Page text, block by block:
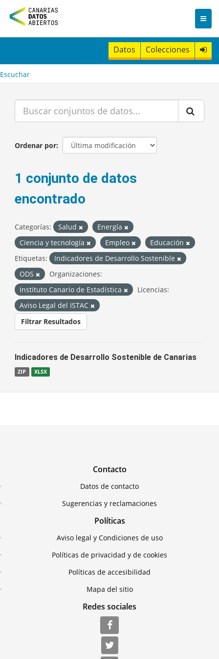
n
t
Datos Colecciones
Escuchar
Ordenar por
1 conjunto de datos
encontrado
Categorías: Salud
Energía
Ciencia y tecnología
Empleo
Educación
Etiquetas:
Indicadores de Desarrollo Sostenible
ODS
Organizaciones:
Instituto Canario de Estadística
Licencias:
Aviso Legal del ISTAC
Filtrar Resultados
Indicadores de Desarrollo Sostenible de Canarias
ZIP XLSX
Contacto
Datos de contacto
Sugerencias y reclamaciones
Políticas
Aviso legal y Condiciones de uso
Políticas de privacidad y de cookies
Políticas de accesibilidad
Mapa del sitio
Redes sociales